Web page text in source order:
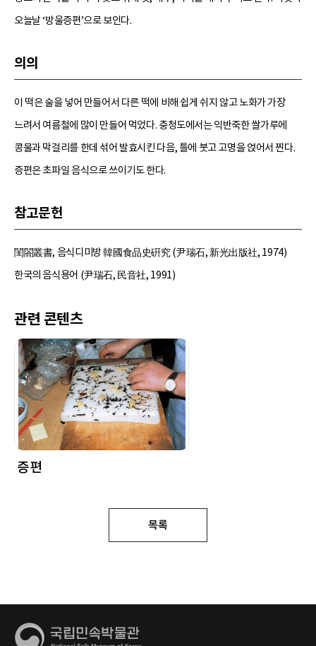
오늘날 ‘방울증편’으로 보인다.
의의
이 떡은 술을 넣어 만들어서 다른 떡에 비해 쉽게 쉬지 않고 노화가 가장
느려서 여름철에 많이 만들어 먹었다. 충청도에서는 익반죽한 쌀가루에
콩물과 막걸리를 한데 섞어 발효시킨 다음, 틀에 붓고 고명을 얹어서 찐다.
증편은 초파일 음식으로 쓰이기도 한다.
참고문헌
閨閤叢書, 음식디미방 韓國食品史硏究 (尹瑞石, 新光出版社, 1974)
한국의 음식용어 (尹瑞石, 民音社, 1991)
관련 콘텐츠
증편
목록